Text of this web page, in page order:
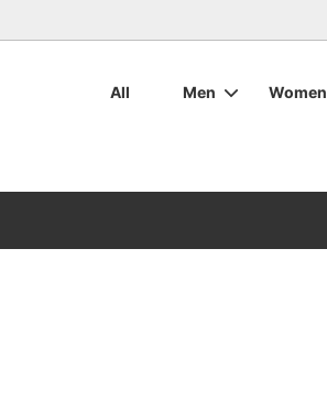
All Men Women